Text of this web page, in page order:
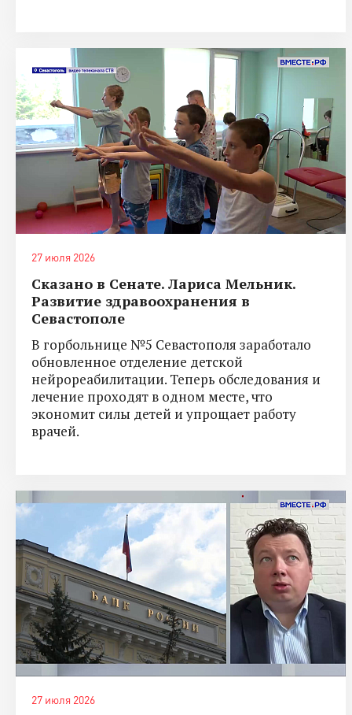
27 июля 2026
Сказано в Сенате. Лариса Мельник.
Развитие здравоохранения в
Севастополе
В горбольнице №5 Севастополя заработало
обновленное отделение детской
нейрореабилитации. Теперь обследования и
лечение проходят в одном месте, что
экономит силы детей и упрощает работу
врачей.
27 июля 2026